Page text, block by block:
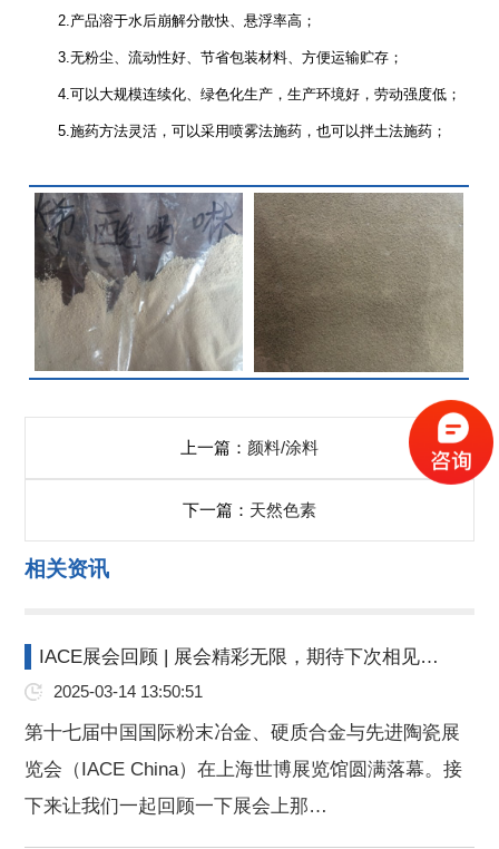
2.产品溶于水后崩解分散快、悬浮率高；
3.无粉尘、流动性好、节省包装材料、方便运输贮存；
4.可以大规模连续化、绿色化生产，生产环境好，劳动强度低；
5.施药方法灵活，可以采用喷雾法施药，也可以拌土法施药；
上一篇： 颜料/涂料
下一篇： 天然色素
相关资讯
IACE展会回顾 | 展会精彩无限，期待下次相见…
2025-03-14 13:50:51
第十七届中国国际粉末冶金、硬质合金与先进陶瓷展
览会（IACE China）在上海世博展览馆圆满落幕。接
下来让我们一起回顾一下展会上那…